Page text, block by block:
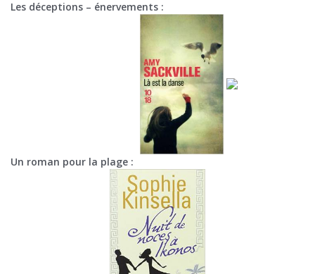
Les déceptions – énervements :
Un roman pour la plage :